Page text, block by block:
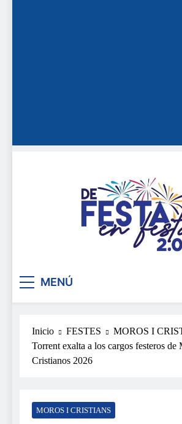
MENÚ
Inicio FESTES
MOROS I
Torrent exalta a los cargos festeros de
Cristianos 2026
MOROS I CRISTIANS